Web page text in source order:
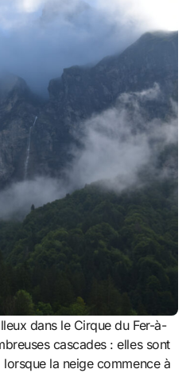
dans le Cirque du Fer-à-
cascades : elles sont
lorsque la neige commence à